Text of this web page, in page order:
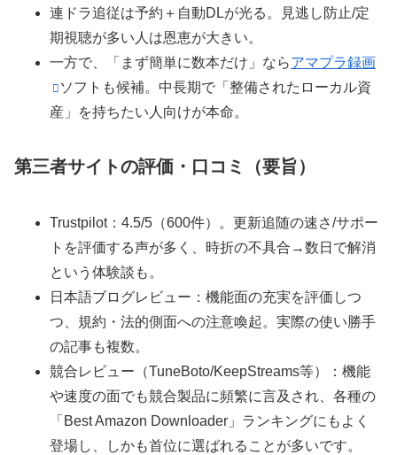
連ドラ追従は予約＋自動DLが光る。
見逃し防止/定
期視聴が多い人は恩恵が大きい。
一方で、
「まず簡単に数本だけ」ならアマプラ録画
ソフト も候補。 中長期で「整備されたローカル資
産」を持ちたい人向けが本命。
第三者サイトの評価・口コミ（要旨）
Trustpilot：4.5/5（600件） 。 更新追随の速さ/サポー
ト を評価する声が多く、 時折の不具合→数日で解消
という体験談も。
日本語ブログレビュー： 機能面の充実を評価しつ
つ、 規約・法的側面への注意喚起。実際の使い勝手
の記事も複数。
競合レビュー（TuneBoto/KeepStreams等）： 機能
や速度の面でも競合製品に頻繁に言及され、各種の
「Best Amazon Downloader」ランキングにもよく
登場し、しかも首位に選ばれることが多いです。